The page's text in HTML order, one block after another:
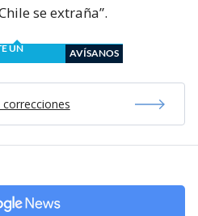
se extraña”.
UN
AVÍSANOS
correcciones